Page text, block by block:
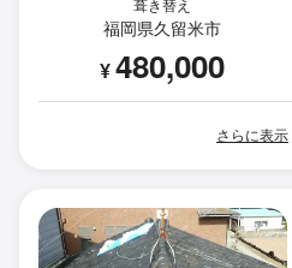
葺き替え
福岡県久留米市
¥480,000
さらに表示